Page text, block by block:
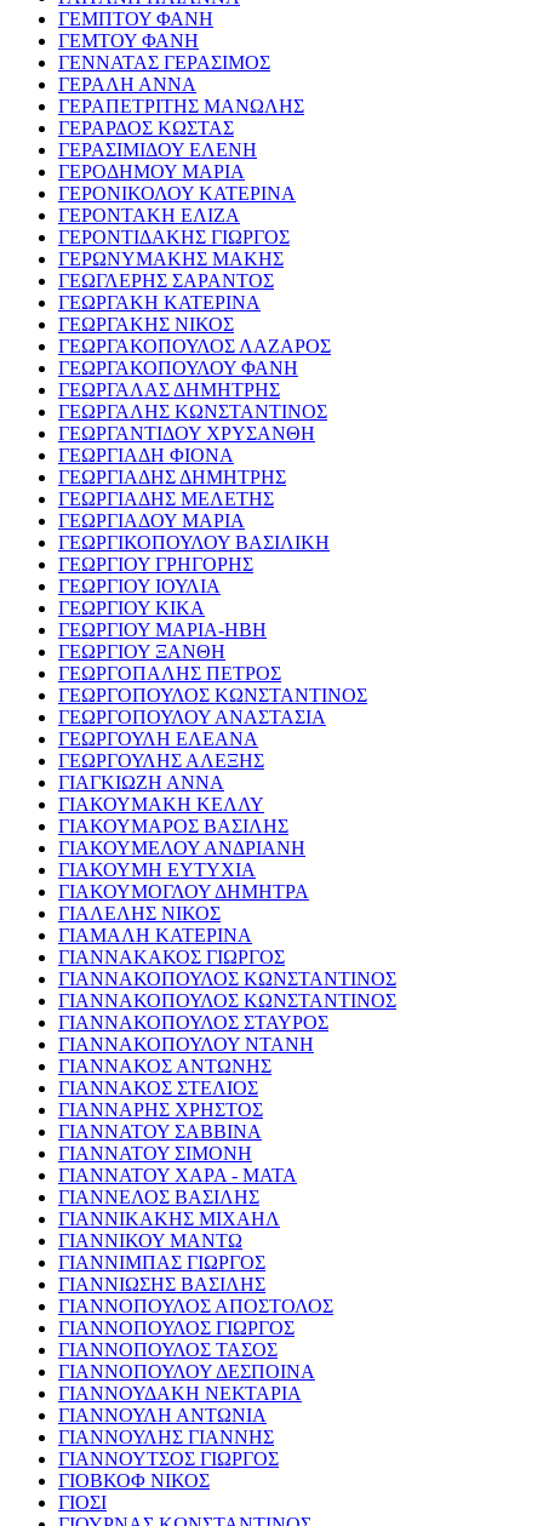
ΓΕΜΠΤΟΥ ΦΑΝΗ
ΓΕΜΤΟΥ ΦΑΝΗ
ΓΕΝΝΑΤΑΣ ΓΕΡΑΣΙΜΟΣ
ΓΕΡΑΛΗ ΑΝΝΑ
ΓΕΡΑΠΕΤΡΙΤΗΣ ΜΑΝΩΛΗΣ
ΓΕΡΑΡΔΟΣ ΚΩΣΤΑΣ
ΓΕΡΑΣΙΜΙΔΟΥ ΕΛΕΝΗ
ΓΕΡΟΔΗΜΟΥ ΜΑΡΙΑ
ΓΕΡΟΝΙΚΟΛΟΥ ΚΑΤΕΡΙΝΑ
ΓΕΡΟΝΤΑΚΗ ΕΛΙΖΑ
ΓΕΡΟΝΤΙΔΑΚΗΣ ΓΙΩΡΓΟΣ
ΓΕΡΩΝΥΜΑΚΗΣ ΜΑΚΗΣ
ΓΕΩΓΛΕΡΗΣ ΣΑΡΑΝΤΟΣ
ΓΕΩΡΓΑΚΗ ΚΑΤΕΡΙΝΑ
ΓΕΩΡΓΑΚΗΣ ΝΙΚΟΣ
ΓΕΩΡΓΑΚΟΠΟΥΛΟΣ ΛΑΖΑΡΟΣ
ΓΕΩΡΓΑΚΟΠΟΥΛΟΥ ΦΑΝΗ
ΓΕΩΡΓΑΛΑΣ ΔΗΜΗΤΡΗΣ
ΓΕΩΡΓΑΛΗΣ ΚΩΝΣΤΑΝΤΙΝΟΣ
ΓΕΩΡΓΑΝΤΙΔΟΥ ΧΡΥΣΑΝΘΗ
ΓΕΩΡΓΙΑΔΗ ΦΙΟΝΑ
ΓΕΩΡΓΙΑΔΗΣ ΔΗΜΗΤΡΗΣ
ΓΕΩΡΓΙΑΔΗΣ ΜΕΛΕΤΗΣ
ΓΕΩΡΓΙΑΔΟΥ ΜΑΡΙΑ
ΓΕΩΡΓΙΚΟΠΟΥΛΟΥ ΒΑΣΙΛΙΚΗ
ΓΕΩΡΓΙΟΥ ΓΡΗΓΟΡΗΣ
ΓΕΩΡΓΙΟΥ ΙΟΥΛΙΑ
ΓΕΩΡΓΙΟΥ ΚΙΚΑ
ΓΕΩΡΓΙΟΥ ΜΑΡΙΑ-ΗΒΗ
ΓΕΩΡΓΙΟΥ ΞΑΝΘΗ
ΓΕΩΡΓΟΠΑΛΗΣ ΠΕΤΡΟΣ
ΓΕΩΡΓΟΠΟΥΛΟΣ ΚΩΝΣΤΑΝΤΙΝΟΣ
ΓΕΩΡΓΟΠΟΥΛΟΥ ΑΝΑΣΤΑΣΙΑ
ΓΕΩΡΓΟΥΛΗ ΕΛΕΑΝΑ
ΓΕΩΡΓΟΥΛΗΣ ΑΛΕΞΗΣ
ΓΙΑΓΚΙΩΖΗ ΑΝΝΑ
ΓΙΑΚΟΥΜΑΚΗ ΚΕΛΛΥ
ΓΙΑΚΟΥΜΑΡΟΣ ΒΑΣΙΛΗΣ
ΓΙΑΚΟΥΜΕΛΟΥ ΑΝΔΡΙΑΝΗ
ΓΙΑΚΟΥΜΗ ΕΥΤΥΧΙΑ
ΓΙΑΚΟΥΜΟΓΛΟΥ ΔΗΜΗΤΡΑ
ΓΙΑΛΕΛΗΣ ΝΙΚΟΣ
ΓΙΑΜΑΛΗ ΚΑΤΕΡΙΝΑ
ΓΙΑΝΝΑΚΑΚΟΣ ΓΙΩΡΓΟΣ
ΓΙΑΝΝΑΚΟΠΟΥΛΟΣ ΚΩΝΣΤΑΝΤΙΝΟΣ
ΓΙΑΝΝΑΚΟΠΟΥΛΟΣ ΚΩΝΣΤΑΝΤΙΝΟΣ
ΓΙΑΝΝΑΚΟΠΟΥΛΟΣ ΣΤΑΥΡΟΣ
ΓΙΑΝΝΑΚΟΠΟΥΛΟΥ ΝΤΑΝΗ
ΓΙΑΝΝΑΚΟΣ ΑΝΤΩΝΗΣ
ΓΙΑΝΝΑΚΟΣ ΣΤΕΛΙΟΣ
ΓΙΑΝΝΑΡΗΣ ΧΡΗΣΤΟΣ
ΓΙΑΝΝΑΤΟΥ ΣΑΒΒΙΝΑ
ΓΙΑΝΝΑΤΟΥ ΣΙΜΟΝΗ
ΓΙΑΝΝΑΤΟΥ ΧΑΡΑ - ΜΑΤΑ
ΓΙΑΝΝΕΛΟΣ ΒΑΣΙΛΗΣ
ΓΙΑΝΝΙΚΑΚΗΣ ΜΙΧΑΗΛ
ΓΙΑΝΝΙΚΟΥ ΜΑΝΤΩ
ΓΙΑΝΝΙΜΠΑΣ ΓΙΩΡΓΟΣ
ΓΙΑΝΝΙΩΣΗΣ ΒΑΣΙΛΗΣ
ΓΙΑΝΝΟΠΟΥΛΟΣ ΑΠΟΣΤΟΛΟΣ
ΓΙΑΝΝΟΠΟΥΛΟΣ ΓΙΩΡΓΟΣ
ΓΙΑΝΝΟΠΟΥΛΟΣ ΤΑΣΟΣ
ΓΙΑΝΝΟΠΟΥΛΟΥ ΔΕΣΠΟΙΝΑ
ΓΙΑΝΝΟΥΔΑΚΗ ΝΕΚΤΑΡΙΑ
ΓΙΑΝΝΟΥΛΗ ΑΝΤΩΝΙΑ
ΓΙΑΝΝΟΥΛΗΣ ΓΙΑΝΝΗΣ
ΓΙΑΝΝΟΥΤΣΟΣ ΓΙΩΡΓΟΣ
ΓΙΟΒΚΟΦ ΝΙΚΟΣ
ΓΙΟΣΙ